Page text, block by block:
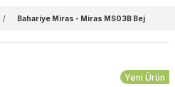
Bahariye Miras - Miras MS03B Bej
Yeni Ürün